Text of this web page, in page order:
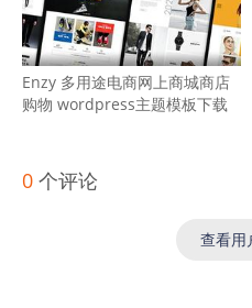
Enzy 多用途电商网上商城商店
购物 wordpress主题模板下载
0 个评论
查看用